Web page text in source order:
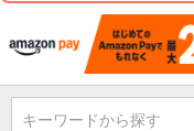
キーワードから探す